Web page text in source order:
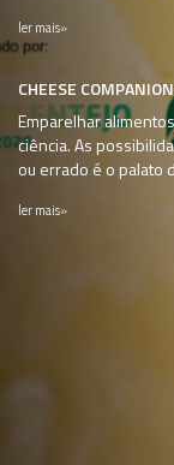
ler mais»
CHEESE
Emparelhar
ciência. As
ou errado é o palato
ler mais»